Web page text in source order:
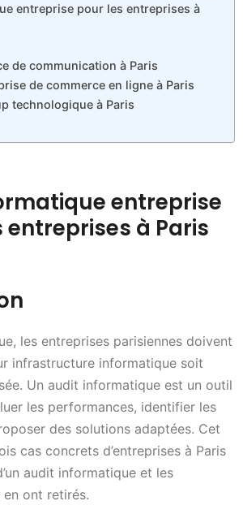
entreprise pour les entreprises à
de communication à Paris
de commerce en ligne à Paris
technologique à Paris
entreprise
entreprises à Paris
les entreprises parisiennes doivent
infrastructure informatique soit
Un audit informatique est un outil
les performances, identifier les
des solutions adaptées. Cet
cas concrets d’entreprises à Paris
audit informatique et les
en ont retirés.